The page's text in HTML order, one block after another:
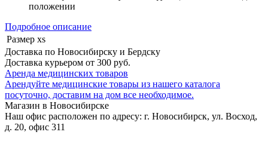
положении
Подробное описание
Размер xs
Доставка по Новосибирску и Бердску
Доставка курьером от 300 руб.
Аренда медицинских товаров
Арендуйте медицинские товары из нашего каталога
посуточно, доставим на дом все необходимое.
Магазин в Новосибирске
Наш офис расположен по адресу: г. Новосибирск, ул. Восход,
д. 20, офис 311